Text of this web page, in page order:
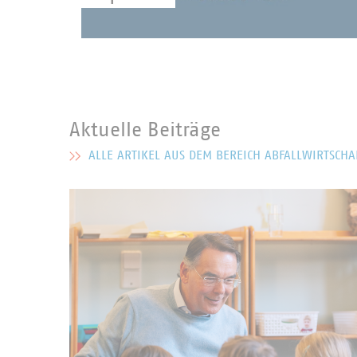
Aktuelle Beiträge
MEHR ZU AKTUELLE BEITRÄGE
ALLE ARTIKEL AUS DEM BEREICH